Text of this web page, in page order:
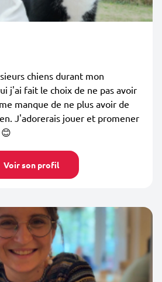
chiens durant mon
j'ai fait le choix de ne pas avoir
manque de ne plus avoir de
J'adorerais jouer et promener
Voir son profil